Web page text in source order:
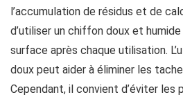
l’accumulation de résidus et de
d’utiliser un chiffon doux et
surface après chaque utilisation.
doux peut aider à éliminer les
Cependant, il convient d’éviter les